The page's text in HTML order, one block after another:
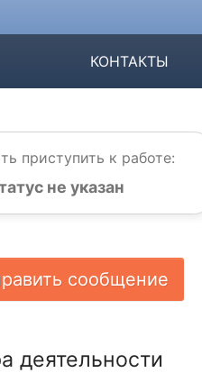
КОНТАКТЫ
приступить к работе:
не указан
сообщение
деятельности